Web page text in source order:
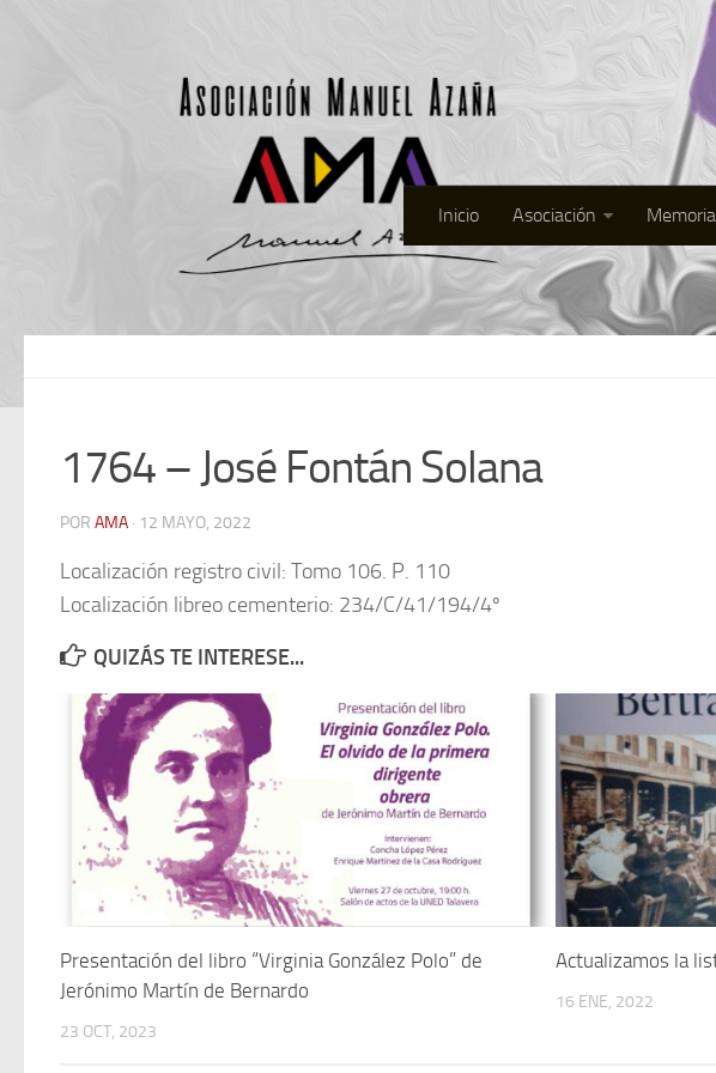
Inicio Asociación
1764 – José Fontán Solana
POR AMA · 12 MAYO, 2022
Localización registro civil: Tomo 106. P. 110
Localización libreo cementerio: 234/C/41/194/4º
QUIZÁS TE INTERESE...
Presentación del libro “Virginia González Polo” de
Jerónimo Martín de Bernardo
23 OCT, 2023
Actualizamos la
16 ENE, 2022